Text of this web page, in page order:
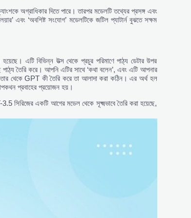
অগ্রাধিকার দিতে পারে। তারপর মডেলটি তথ্যের প্রসঙ্গ এবং
এবং ‘অবশিষ্ট সংযোগ’ মডেলটিকে জটিল প্যাটার্ন বুঝতে সক্ষম
এটি বিভিন্ন উত্স থেকে প্রচুর পরিমাণে পাঠ্য ডেটার উপর
তৈরি করে। আপনি এটির সাথে ‘কথা বলেন’, এবং এটি আপনার
থেকে GPT কী তৈরি করে তা আলাদা করা কঠিন। এর অর্থ হল
প্রবাহের প্রয়োজন হয়।
একটি আগের মডেল থেকে সূক্ষ্মভাবে তৈরি করা হয়েছে,